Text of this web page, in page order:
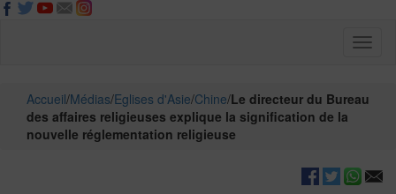
Accueil/Médias/Eglises d'Asie/Chine/Le directeur du Bureau
des affaires religieuses explique la signification de la
nouvelle réglementation religieuse